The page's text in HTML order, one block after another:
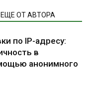
ЕЩЕ ОТ АВТОРА
по IP-адресу:
в
анонимного